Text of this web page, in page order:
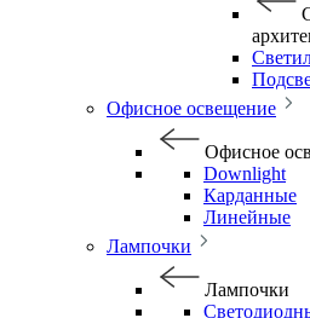
Офисное освещение
Офисное
Downlight
Карданные
Линейные
Лампочки
Лампочки